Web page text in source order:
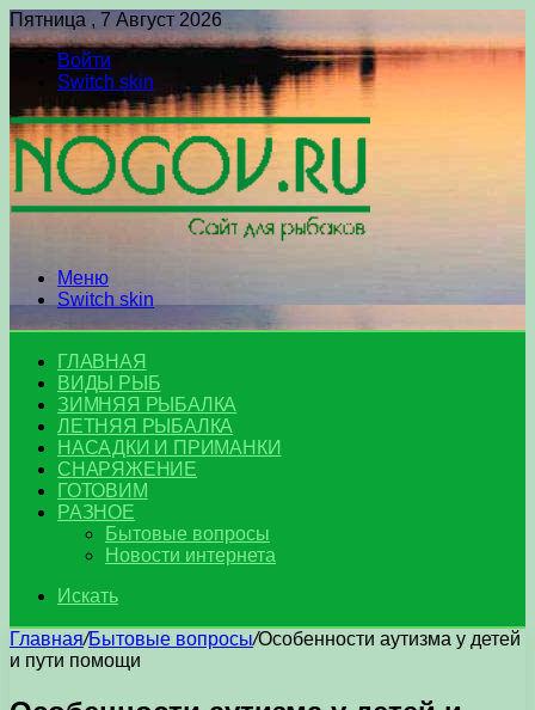
Пятница , 7 Август 2026
Войти
Switch skin
Меню
Switch skin
ГЛАВНАЯ
ВИДЫ РЫБ
ЗИМНЯЯ РЫБАЛКА
ЛЕТНЯЯ РЫБАЛКА
НАСАДКИ И ПРИМАНКИ
СНАРЯЖЕНИЕ
ГОТОВИМ
РАЗНОЕ
Бытовые вопросы
Новости интернета
Искать
Главная/Бытовые вопросы/Особенности аутизма у детей
и пути помощи